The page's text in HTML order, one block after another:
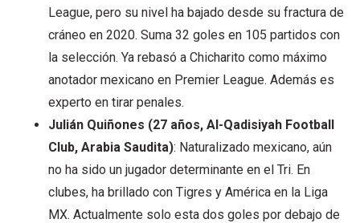
League, pero su nivel ha bajado desde su fractura de
cráneo en 2020. Suma 32 goles en 105 partidos con
la selección. Ya rebasó a Chicharito como máximo
anotador mexicano en Premier League. Además es
experto en tirar penales.
Julián Quiñones (27 años, Al-Qadisiyah Football
Club, Arabia Saudita): Naturalizado mexicano, aún
no ha sido un jugador determinante en el Tri. En
clubes, ha brillado con Tigres y América en la Liga
MX. Actualmente solo esta dos goles por debajo de